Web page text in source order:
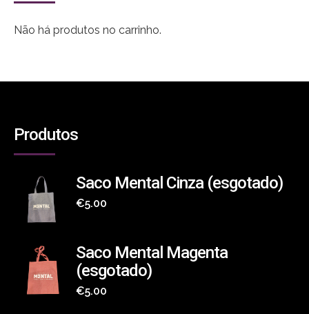
Não há produtos no carrinho.
Produtos
Saco Mental Cinza (esgotado)
€5.00
Saco Mental Magenta
(esgotado)
€5.00